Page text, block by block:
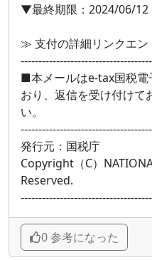
▼最終期限：2024/06/12
≫ 支付の詳細リンクエ
■本メールはe-tax国税電
おり、返信を受け付けて
い。
発行元：国税庁
Copyright（C）
Reserved.
0 参考になった